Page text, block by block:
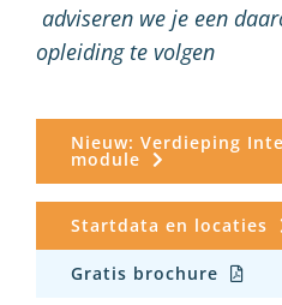
adviseren we je een
opleiding te volgen
Nieuw: Verdieping
module
Startdata en locaties
Gratis brochure